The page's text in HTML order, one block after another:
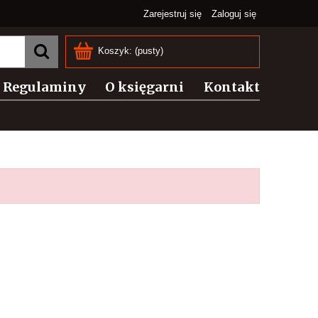
Zarejestruj się Zaloguj się
Koszyk: (pusty)
Regulaminy O księgarni Kontakt